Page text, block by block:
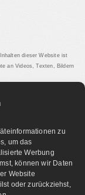
zu
um das
Werbung
können wir Daten
Website
oder zurückziehst,
dieser Website ist
an Videos, Texten, Bildern